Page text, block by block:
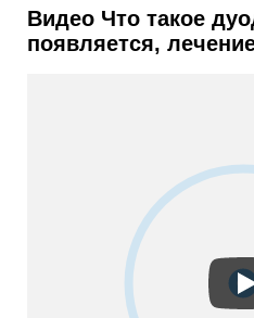
Видео Что такое
появляется,